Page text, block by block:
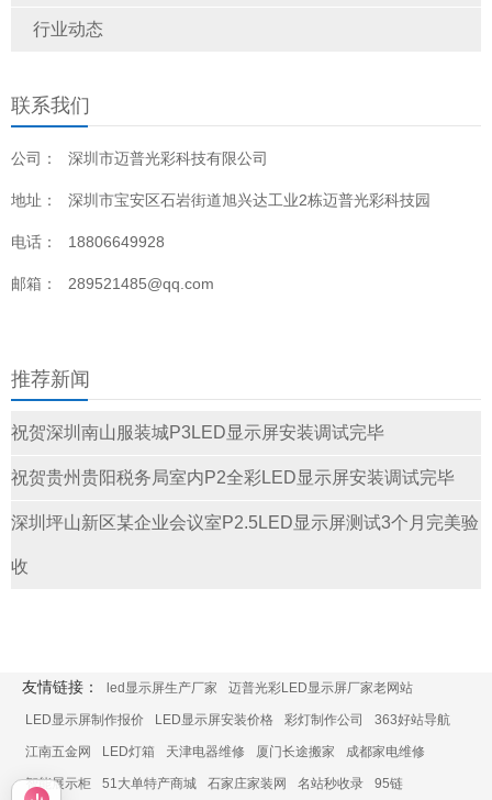
行业动态
联系我们
公司： 深圳市迈普光彩科技有限公司
地址： 深圳市宝安区石岩街道旭兴达工业2栋迈普光彩科技园
电话： 18806649928
邮箱： 289521485@qq.com
推荐新闻
祝贺深圳南山服装城P3LED显示屏安装调试完毕
祝贺贵州贵阳税务局室内P2全彩LED显示屏安装调试完毕
深圳坪山新区某企业会议室P2.5LED显示屏测试3个月完美验
收
友情链接： led显示屏生产厂家 迈普光彩LED显示屏厂家老网站
LED显示屏制作报价 LED显示屏安装价格 彩灯制作公司 363好站导航
江南五金网 LED灯箱 天津电器维修 厦门长途搬家 成都家电维修
智能展示柜 51大单特产商城 石家庄家装网 名站秒收录 95链